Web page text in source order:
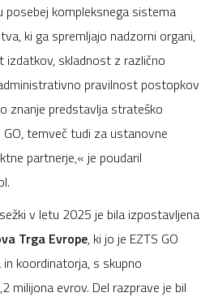
posebej kompleksnega sistema
ki ga spremljajo nadzorni organi,
izdatkov, skladnost z različno
pravilnost postopkov
znanje predstavlja strateško
temveč tudi za ustanovne
partnerje,« je poudaril
v letu 2025 je bila izpostavljena
Trga Evrope, ki jo je EZTS GO
koordinatorja, s skupno
milijona evrov. Del razprave je bil